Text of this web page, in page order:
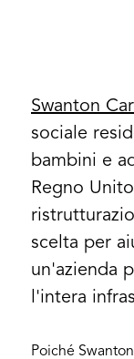
Swanton
sociale
bambini e
Regno
scelta per
un'azienda
l'intera
Poiché